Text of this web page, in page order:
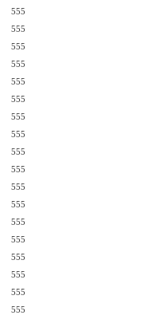
555
555
555
555
555
555
555
555
555
555
555
555
555
555
555
555
555
555